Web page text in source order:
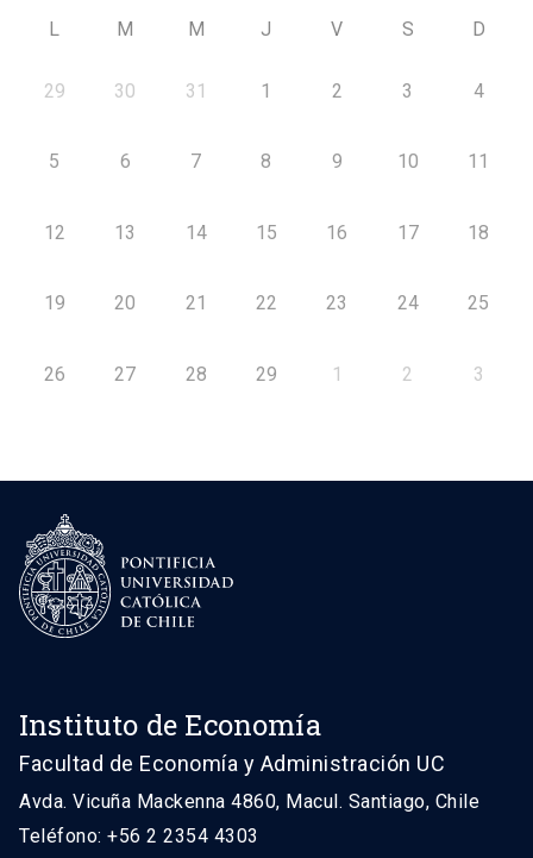
L M M J V S D
29 30 31 1 2 3 4
5 6 7 8 9 10 11
12 13 14 15 16 17 18
19 20 21 22 23 24 25
26 27 28 29 1 2 3
Instituto de Economía
Facultad de Economía y Administración UC
Avda. Vicuña Mackenna 4860, Macul. Santiago, Chile
Teléfono: +56 2 2354 4303